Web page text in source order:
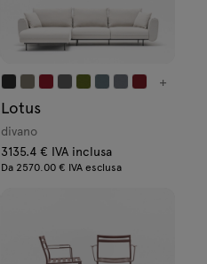
+
Lotus
divano
3135.4 € IVA inclusa
Da 2570.00 € IVA esclusa